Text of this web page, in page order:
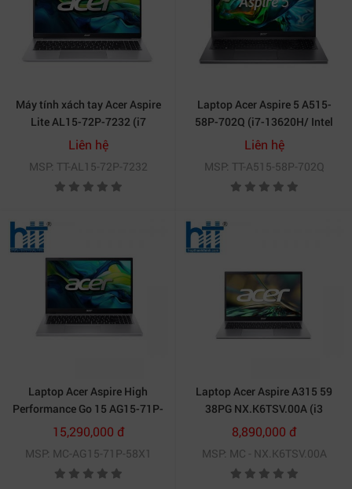
Máy tính xách tay Acer Aspire
Lite AL15-72P-7232 (i7
13620H/ 16GB/ 512GB SSD/
15.6 inch FHD/ 60HZ/ Win11/
Silver/ 2Y)
Liên hệ
MSP: TT-AL15-72P-7232
Laptop Acer Aspire 5 A515-
58P-702Q (i7-13620H/ Intel
UHD 16GB/ 512GB/ Windows
Liên hệ
MSP: TT-A515-58P-702Q
Laptop Acer Aspire High
Performance Go 15 AG15-71P-
58X1 (i5 13420H/ 16GB/
512GB SSD)
15,290,000 đ
MSP: MC-AG15-71P-58X1
Laptop Acer Aspire A315 59
38PG NX.K6TSV.00A (i3
1215U/ 8GB/ 512GB SSD/15.6
inch FHD/Win11/ Silver/1Y)
8,890,000 đ
MSP: MC - NX.K6TSV.00A